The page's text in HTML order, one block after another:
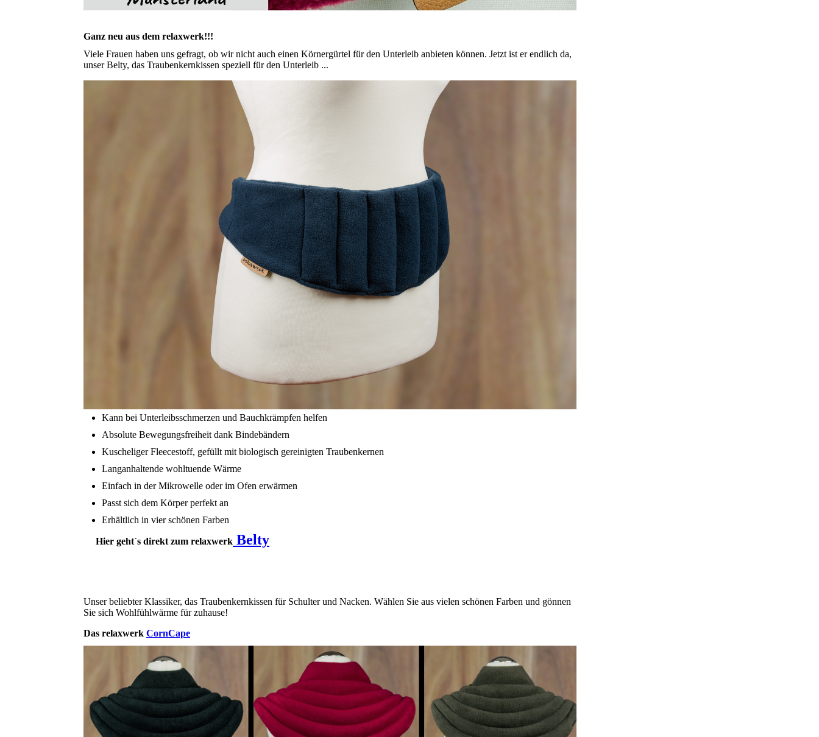
Ganz neu aus dem relaxwerk!!!
Viele Frauen haben uns gefragt, ob wir nicht auch einen Körnergürtel für den Unterleib anbieten können. Jetzt ist er endlich da,
unser Belty, das Traubenkernkissen speziell für den Unterleib ...
Kann bei Unterleibsschmerzen und Bauchkrämpfen helfen
Absolute Bewegungsfreiheit dank Bindebändern
Kuscheliger Fleecestoff, gefüllt mit biologisch gereinigten Traubenkernen
Langanhaltende wohltuende Wärme
Einfach in der Mikrowelle oder im Ofen erwärmen
Passt sich dem Körper perfekt an
Erhältlich in vier schönen Farben
Hier geht´s direkt zum relaxwerk Belty
Unser beliebter Klassiker, das Traubenkernkissen für Schulter und Nacken. Wählen Sie aus vielen schönen Farben und gönnen
Sie sich Wohlfühlwärme für zuhause!
Das relaxwerk CornCape